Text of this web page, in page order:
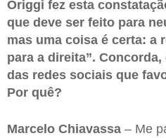
Origgi fez esta
que deve ser feito para
mas uma coisa é certa: a
para a direita”. Concorda,
das redes sociais que
Por quê?
Marcelo Chiavassa – Me